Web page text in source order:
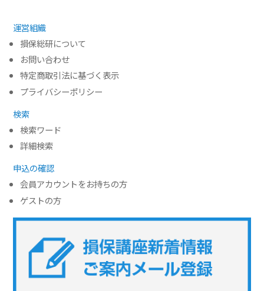
運営組織
損保総研について
お問い合わせ
特定商取引法に基づく表示
プライバシーポリシー
検索
検索ワード
詳細検索
申込の確認
会員アカウントをお持ちの方
ゲストの方